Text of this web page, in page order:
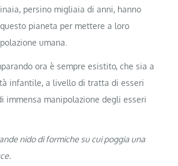
persino migliaia di anni, hanno
pianeta per mettere a loro
umana.
ora è sempre esistito, che sia a
infantile, a livello di tratta di esseri
immensa manipolazione degli esseri
nido di formiche su cui poggia una